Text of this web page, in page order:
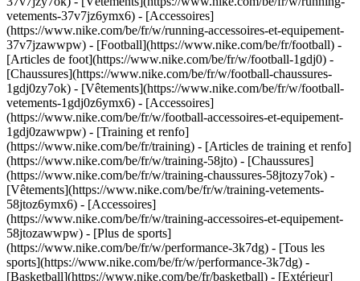
vetements-37v7jz6ymx6) - [Accessoires]
(https://www.nike.com/be/fr/w/running-accessoires-et-equipement-
37v7jzawwpw) - [Football](https://www.nike.com/be/fr/football) -
[Articles de foot](https://www.nike.com/be/fr/w/football-1gdj0) -
[Chaussures](https://www.nike.com/be/fr/w/football-chaussures-
1gdj0zy7ok) - [Vêtements](https://www.nike.com/be/fr/w/football-
vetements-1gdj0z6ymx6) - [Accessoires]
(https://www.nike.com/be/fr/w/football-accessoires-et-equipement-
1gdj0zawwpw) - [Training et renfo]
(https://www.nike.com/be/fr/training) - [Articles de training et renfo]
(https://www.nike.com/be/fr/w/training-58jto) - [Chaussures]
(https://www.nike.com/be/fr/w/training-chaussures-58jtozy7ok) -
[Vêtements](https://www.nike.com/be/fr/w/training-vetements-
58jtoz6ymx6) - [Accessoires]
(https://www.nike.com/be/fr/w/training-accessoires-et-equipement-
58jtozawwpw) - [Plus de sports]
(https://www.nike.com/be/fr/w/performance-3k7dg) - [Tous les
sports](https://www.nike.com/be/fr/w/performance-3k7dg) -
[Basketball](https://www.nike.com/be/fr/basketball) - [Extérieur]